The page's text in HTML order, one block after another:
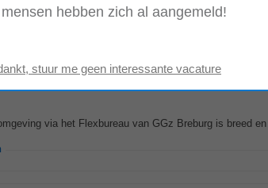
dat zit in je vingers. Waar het bij Actief Zorg
via het Flexbureau van GGz Breburg is breed
mensen hebben zich al aangemeld!